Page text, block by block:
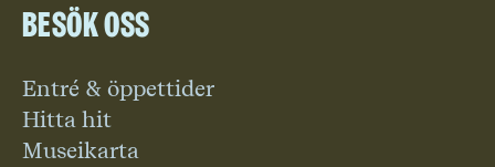
Besök oss
Entré & öppettider
Hitta hit
Museikarta